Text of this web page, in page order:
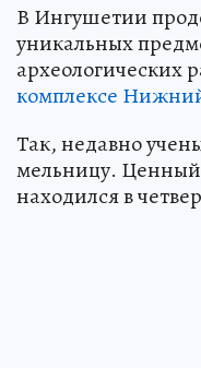
В Ингушетии
уникальных
археологических
комплексе
Так, недавно
мельницу. Ценный
находился в